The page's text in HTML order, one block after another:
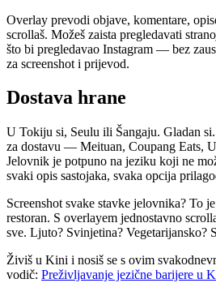
Overlay prevodi objave, komentare,
scrollaš. Možeš zaista pregledavati
što bi pregledavao Instagram — bez
za screenshot i prijevod.
Dostava hrane
U Tokiju si, Seulu ili Šangaju. Gladan
za dostavu — Meituan, Coupang Eats,
Jelovnik je potpuno na jeziku koji ne
svaki opis sastojaka, svaka opcija
Screenshot svake stavke jelovnika? To
restoran. S overlayem jednostavno
sve. Ljuto? Svinjetina? Vegetarijansko?
Živiš u Kini i nosiš se s ovim
vodič: Preživljavanje jezične barijere u